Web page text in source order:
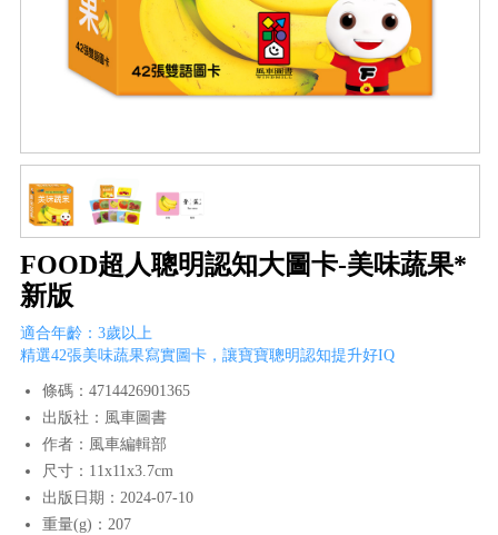
FOOD超人聰明認知大圖卡-美味蔬果*
新版
適合年齡：3歲以上
精選42張美味蔬果寫實圖卡，讓寶寶聰明認知提升好IQ
條碼：4714426901365
出版社：風車圖書
作者：風車編輯部
尺寸：11x11x3.7cm
出版日期：2024-07-10
重量(g)：207